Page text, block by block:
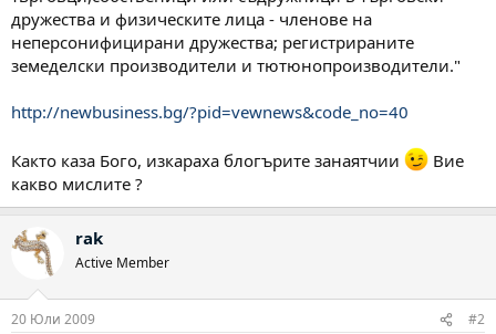
дружества и физическите лица - членове на
неперсонифицирани дружества; регистрираните
земеделски производители и тютюнопроизводители."
http://newbusiness.bg/?pid=vewnews&code_no=40
Както каза Бого, изкараха блогърите занаятчии
Вие
какво мислите ?
rak
Active Member
20 Юли 2009 #2